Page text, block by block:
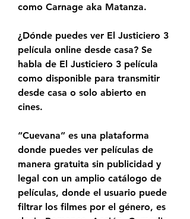
como Carnage aka Matanza.
¿Dónde puedes ver El Justiciero 3
película online desde casa? Se
habla de El Justiciero 3 película
como disponible para transmitir
desde casa o solo abierto en
cines.
“Cuevana” es una plataforma
donde puedes ver películas de
manera gratuita sin publicidad y
legal con un amplio catálogo de
películas, donde el usuario puede
filtrar los filmes por el género, es